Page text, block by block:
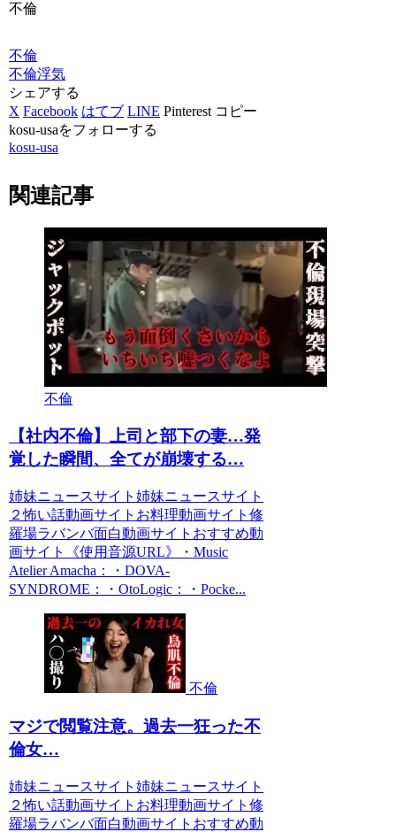
不倫
不倫
不倫浮気
シェアする
X Facebook はてブ LINE Pinterest コピー
kosu-usaをフォローする
kosu-usa
関連記事
不倫
【社内不倫】上司と部下の妻…発
覚した瞬間、全てが崩壊する…
姉妹ニュースサイト姉妹ニュースサイト
２怖い話動画サイトお料理動画サイト修
羅場ラバンバ面白動画サイトおすすめ動
画サイト《使用音源URL》・Music
Atelier Amacha：・DOVA-
SYNDROME：・OtoLogic：・Pocke...
不倫
マジで閲覧注意。過去一狂った不
倫女…
姉妹ニュースサイト姉妹ニュースサイト
２怖い話動画サイトお料理動画サイト修
羅場ラバンバ面白動画サイトおすすめ動